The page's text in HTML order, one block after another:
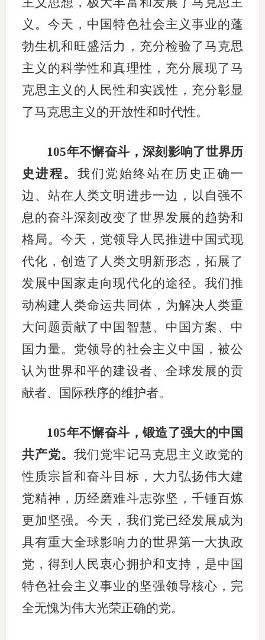
协会公
协会采
义。今天，中国特色社会主义事业的蓬
勃生机和旺盛活力，充分检验了马克思
主义的科学性和真理性，充分展现了马
克思主义的人民性和实践性，充分彰显
了马克思主义的开放性和时代性。
105年不懈奋斗，深刻影响了世界历
史进程。 我们党始终站在历史正确一
边、站在人类文明进步一边，以自强不
息的奋斗深刻改变了世界发展的趋势和
格局。今天，党领导人民推进中国式现
代化，创造了人类文明新形态，拓展了
发展中国家走向现代化的途径。我们推
动构建人类命运共同体，为解决人类重
大问题贡献了中国智慧、中国方案、中
国力量。党领导的社会主义中国，被公
认为世界和平的建设者、全球发展的贡
献者、国际秩序的维护者。
105年不懈奋斗，锻造了强大的中国
共产党。我们党牢记马克思主义政党的
性质宗旨和奋斗目标，大力弘扬伟大建
党精神，历经磨难斗志弥坚，千锤百炼
更加坚强。今天，我们党已经发展成为
具有重大全球影响力的世界第一大执政
党，得到人民衷心拥护和支持，是中国
特色社会主义事业的坚强领导核心，完
全无愧为伟大光荣正确的党。